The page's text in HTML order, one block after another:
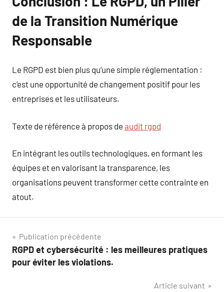
de la Transition Numérique
Responsable
Le RGPD est bien plus qu’une simple réglementation :
c’est une opportunité de changement positif pour les
entreprises et les utilisateurs.
Texte de référence à propos de audit rgpd
En intégrant les outils technologiques, en formant les
équipes et en valorisant la transparence, les
organisations peuvent transformer cette contrainte en
atout.
Navigation
de
Publication précédente
RGPD et cybersécurité : les meilleures pratiques
pour éviter les violations.
Article suivant